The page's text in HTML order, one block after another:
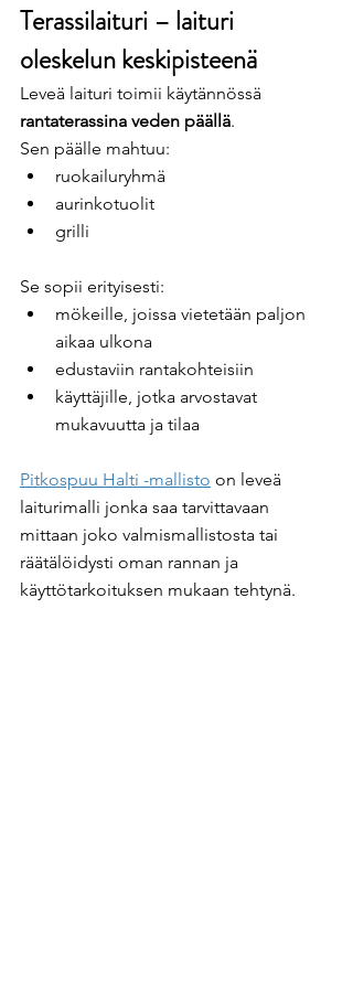
Terassilaituri – laituri
oleskelun keskipisteenä
Leveä laituri toimii käytännössä
rantaterassina veden päällä.
Sen päälle mahtuu:
ruokailuryhmä
aurinkotuolit
grilli
Se sopii erityisesti:
mökeille, joissa vietetään paljon
aikaa ulkona
edustaviin rantakohteisiin
käyttäjille, jotka arvostavat
mukavuutta ja tilaa
Pitkospuu Halti -mallisto on leveä
laiturimalli jonka saa tarvittavaan
mittaan joko valmismallistosta tai
räätälöidysti oman rannan ja
käyttötarkoituksen mukaan tehtynä.